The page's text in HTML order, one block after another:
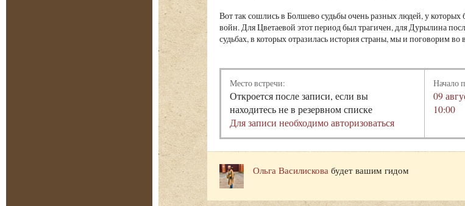
Вот так сошлись в Болшево судьбы очень разных людей, у
войн. Для Цветаевой этот период был трагичен, для Дурылина
судьбах, в которых отразилась история страны, мы и поговорим
Место встречи:
Откроется после записи, если вы
находитесь не в резервном списке
Для записи необходимо авторизоваться
Начало
09
10:00
Ольга Василискова будет вашим гидом